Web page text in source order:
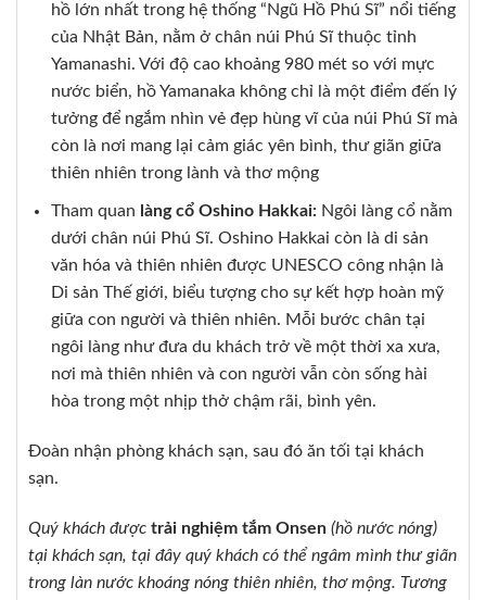
hồ lớn nhất trong hệ thống “Ngũ Hồ Phú Sĩ” nổi tiếng
của Nhật Bản, nằm ở chân núi Phú Sĩ thuộc tỉnh
Yamanashi. Với độ cao khoảng 980 mét so với mực
nước biển, hồ Yamanaka không chỉ là một điểm đến lý
tưởng để ngắm nhìn vẻ đẹp hùng vĩ của núi Phú Sĩ mà
còn là nơi mang lại cảm giác yên bình, thư giãn giữa
thiên nhiên trong lành và thơ mộng
Tham quan làng cổ Oshino Hakkai: Ngôi làng cổ nằm
dưới chân núi Phú Sĩ. Oshino Hakkai còn là di sản
văn hóa và thiên nhiên được UNESCO công nhận là
Di sản Thế giới, biểu tượng cho sự kết hợp hoàn mỹ
giữa con người và thiên nhiên. Mỗi bước chân tại
ngôi làng như đưa du khách trở về một thời xa xưa,
nơi mà thiên nhiên và con người vẫn còn sống hài
hòa trong một nhịp thở chậm rãi, bình yên.
Đoàn nhận phòng khách sạn, sau đó ăn tối tại khách
sạn.
Quý khách được trải nghiệm tắm Onsen (hồ nước nóng)
tại khách sạn, tại đây quý khách có thể ngâm mình thư giãn
trong làn nước khoáng nóng thiên nhiên, thơ mộng. Tương